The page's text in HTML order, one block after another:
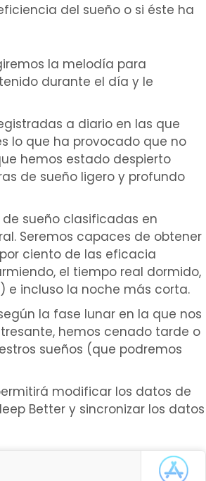
del sueño o si éste ha
la melodía para
durante el día y le
a diario en las que
lo que ha provocado que no
hemos estado despierto
de sueño ligero y profundo
sueño clasificadas en
Seremos capaces de obtener
ciento de las eficacia
el tiempo real dormido,
incluso la noche más corta.
la fase lunar en la que nos
hemos cenado tarde o
sueños (que podremos
modificar los datos de
Better y sincronizar los datos